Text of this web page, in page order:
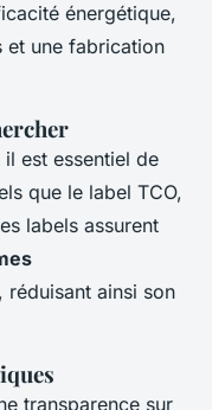
énergétique,
et une fabrication
est essentiel de
que le label TCO,
labels assurent
réduisant ainsi son
transparence sur